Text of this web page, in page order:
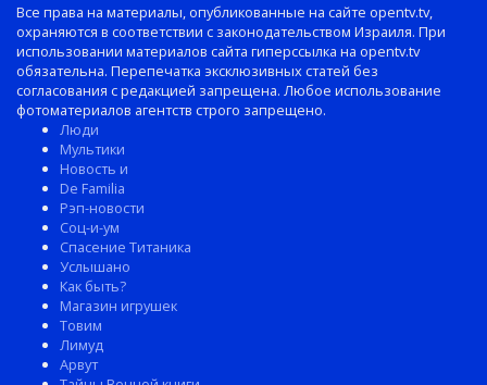
Все права на материалы, опубликованные на сайте opentv.tv,
охраняются в соответствии с законодательством Израиля. При
использовании материалов сайта гиперссылка на opentv.tv
обязательна. Перепечатка эксклюзивных статей без
согласования с редакцией запрещена. Любое использование
фотоматериалов агентств строго запрещено.
Люди
Мультики
Новость и
De Familia
Рэп-новости
Соц-и-ум
Спасение Титаника
Услышано
Как быть?
Магазин игрушек
Товим
Лимуд
Арвут